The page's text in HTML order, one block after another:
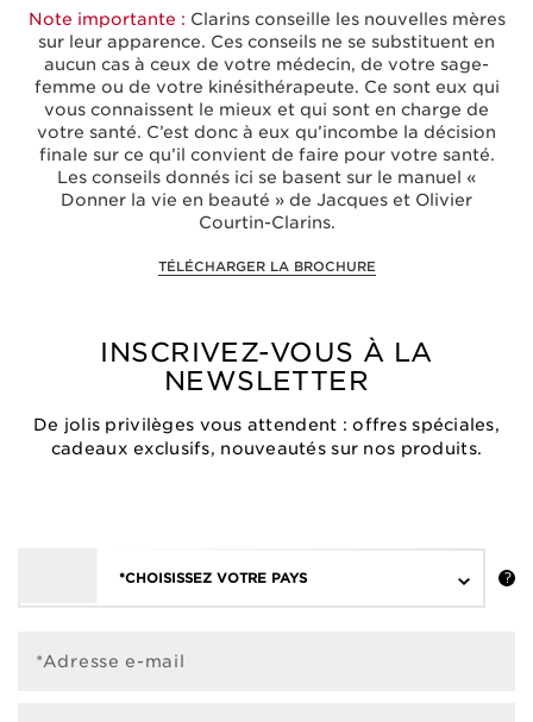
Note importante : Clarins conseille les nouvelles mères
sur leur apparence. Ces conseils ne se substituent en
aucun cas à ceux de votre médecin, de votre sage-
femme ou de votre kinésithérapeute. Ce sont eux qui
vous connaissent le mieux et qui sont en charge de
votre santé. C’est donc à eux qu’incombe la décision
finale sur ce qu’il convient de faire pour votre santé.
Les conseils donnés ici se basent sur le manuel «
Donner la vie en beauté » de Jacques et Olivier
Courtin-Clarins.
TÉLÉCHARGER LA BROCHURE
VISAGE
INSCRIVEZ-VOUS À LA
NEWSLETTER
De jolis privilèges vous attendent : offres spéciales,
cadeaux exclusifs, nouveautés sur nos produits.
*CHOISISSEZ VOTRE PAYS
*Adresse e-mail